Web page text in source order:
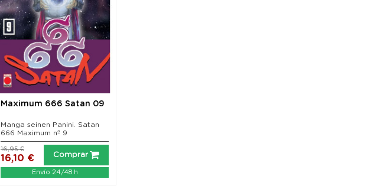
Maximum 666 Satan 09
Manga seinen Panini. Satan
666 Maximum nº 9
16,10 €
16,95 €
Comprar
Envío 24/48 h